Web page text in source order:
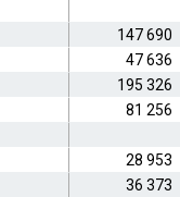
147 690
47 636
195 326
81 256
28 953
36 373